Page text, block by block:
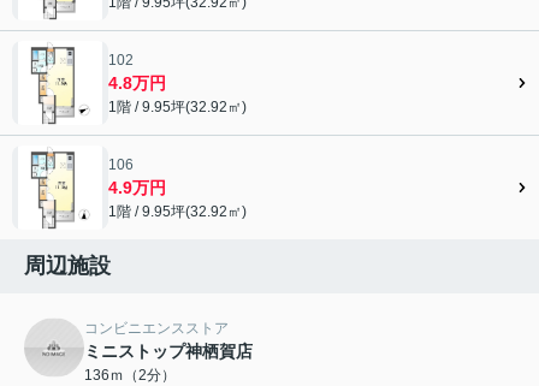
102
4.8万円
1階 / 9.95坪(32.92㎡)
106
4.9万円
1階 / 9.95坪(32.92㎡)
周辺施設
コンビニエンスストア
ミニストップ神栖賀店
136ｍ（2分）